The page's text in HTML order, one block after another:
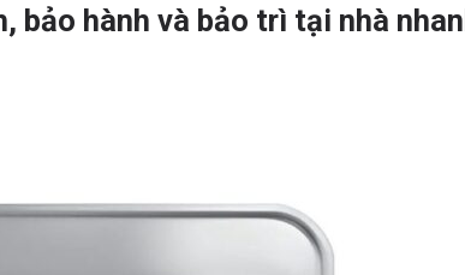
bảo hành và bảo trì tại nhà